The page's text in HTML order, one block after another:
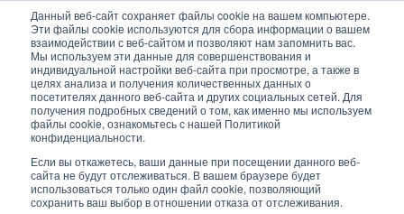
Данный веб-сайт сохраняет файлы cookie на вашем компьютере.
Эти файлы cookie используются для сбора информации о вашем
взаимодействии с веб-сайтом и позволяют нам запомнить вас.
Мы используем эти данные для совершенствования и
индивидуальной настройки веб-сайта при просмотре, а также в
целях анализа и получения количественных данных о
посетителях данного веб-сайта и других социальных сетей. Для
получения подробных сведений о том, как именно мы используем
файлы cookie, ознакомьтесь с нашей Политикой
конфиденциальности.
Если вы откажетесь, ваши данные при посещении данного веб-
сайта не будут отслеживаться. В вашем браузере будет
использоваться только один файл cookie, позволяющий
сохранить ваш выбор в отношении отказа от отслеживания.
основному
содержанию
User
account
menu
User
Header
Селектор изделий
Связаться с отделом продаж
Взаимоотношения с заинтересованными лицами